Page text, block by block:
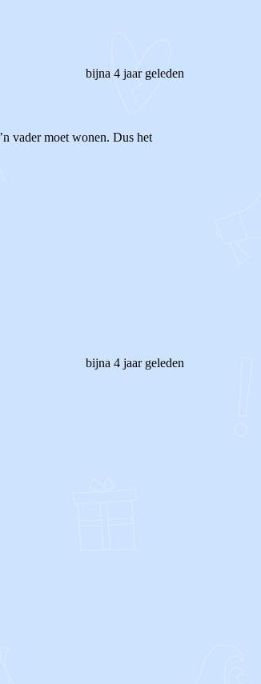
bijna 4 jaar geleden
vader moet wonen. Dus het
bijna 4 jaar geleden